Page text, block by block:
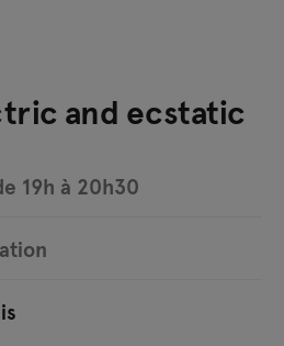
and ecstatic
19h à 20h30